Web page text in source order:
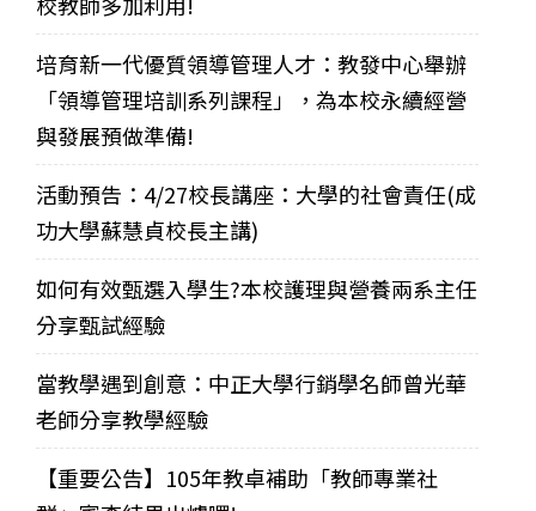
培育新一代優質領導管理人才：教發中心舉辦
「領導管理培訓系列課程」，為本校永續經營
與發展預做準備!
活動預告：4/27校長講座：大學的社會責任(成
功大學蘇慧貞校長主講)
如何有效甄選入學生?本校護理與營養兩系主任
分享甄試經驗
當教學遇到創意：中正大學行銷學名師曾光華
老師分享教學經驗
【重要公告】105年教卓補助「教師專業社